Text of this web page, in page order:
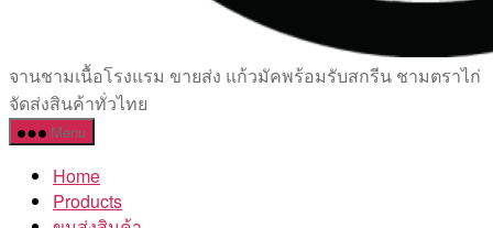
เซรามิค
ครบ
ครัน
โรงงาน
จานชามเนื้อโรงแรม ขายส่ง แก้วมัคพร้อมรับสกรีน ชามตราไก่
จัดส่งสินค้าทั่วไทย
Menu
Home
Products